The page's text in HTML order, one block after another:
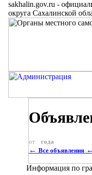
sakhalin.gov.ru -
округа Сахалинской
от года
← Все объявления ←
Информация по